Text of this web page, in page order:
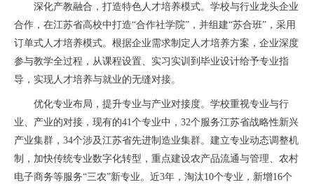
深化产教融合，打造特色人才培养模式。学校与行业龙头企业
合作，在江苏省高校中打造“合作社学院”，并组建“苏合班”，采用
订单式人才培养模式。根据企业需求制定人才培养方案，企业深度
参与教学全过程，从课程设置、实习实训到毕业设计给予专业指
导，实现人才培养与就业的无缝对接。
优化专业布局，提升专业与产业对接度。学校重视专业与行
业、产业的对接，现有的41个专业中，32个服务江苏省战略性新兴
产业集群，34个涉及江苏省先进制造业集群。建立专业动态调整机
制，加快传统专业数字化转型，重点建设农产品流通与管理、农村
电子商务等服务“三农”新专业。近3年，淘汰10个专业，新增16个